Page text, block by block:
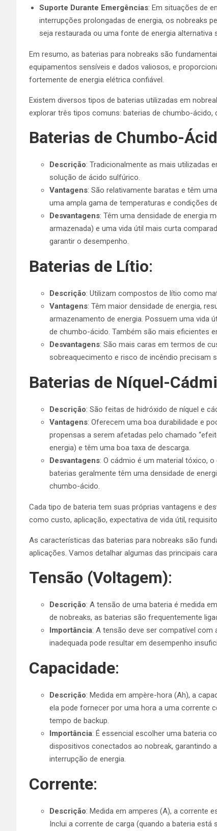
Suporte Durante Emergências: Em situações de
interrupções prolongadas de energia, os nobreaks
seja restaurada ou uma fonte de energia alternativa
Em resumo, as baterias para nobreaks são
equipamentos sensíveis e dados valiosos, e
fortemente de energia elétrica confiável.
Existem diversos tipos de baterias utilizadas em
explorar três tipos comuns: baterias de chumbo-ácido,
Baterias de Chumbo-
Descrição: Tradicionalmente as mais utilizadas
solução de ácido sulfúrico.
Vantagens: São relativamente baratas e têm
uma ampla gama de temperaturas e condições
Desvantagens: Têm uma densidade de energia
armazenada) e uma vida útil mais curta
garantir o desempenho.
Baterias de Lítio:
Descrição: Utilizam compostos de lítio como
Vantagens: Têm maior densidade de energia,
armazenamento de energia. Possuem uma vida
de chumbo-ácido. Também são mais eficientes
Desvantagens: São mais caras em termos de
sobreaquecimento e risco de incêndio precisam
Baterias de Níquel-
Descrição: São feitas de hidróxido de níquel e
Vantagens: Oferecem uma boa durabilidade e
propensas a serem afetadas pelo chamado
energia) e têm uma boa taxa de descarga.
Desvantagens: O cádmio é um material tóxico,
baterias geralmente têm uma densidade de
chumbo-ácido.
Cada tipo de bateria tem suas próprias vantagens e
como custo, aplicação, expectativa de vida útil,
As características das baterias para nobreaks são
aplicações. Vamos detalhar algumas das principais
Tensão (Voltagem):
Descrição: A tensão de uma bateria é medida
de nobreaks, as baterias são frequentemente
Importância: A tensão deve ser compatível com
inadequada pode resultar em desempenho
Capacidade:
Descrição: Medida em ampère-hora (Ah), a
ela pode fornecer por uma hora a uma corrente
tempo de backup.
Importância: É essencial escolher uma bateria
dispositivos conectados ao nobreak, garantindo
interrupção de energia.
Corrente:
Descrição: Medida em amperes (A), a corrente
Inclui a corrente de carga (quando a bateria